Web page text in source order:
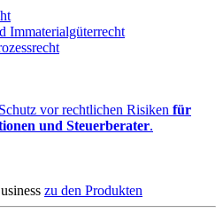
Immaterialgüterrecht
vor rechtlichen Risiken für
und Steuerberater.
zu den Produkten